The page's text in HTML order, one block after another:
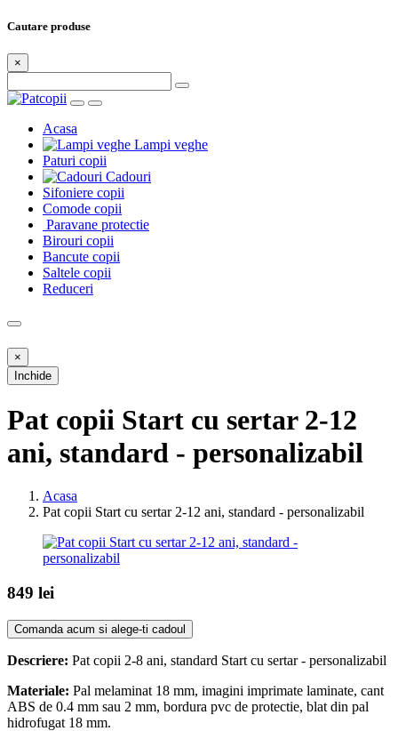
Cautare produse
×
Acasa
Lampi veghe
Paturi copii
Cadouri
Sifoniere copii
Comode copii
Paravane protectie
Birouri copii
Bancute copii
Saltele copii
Reduceri
×
Inchide
Pat copii Start cu sertar 2-12
ani, standard - personalizabil
Acasa
Pat copii Start cu sertar 2-12 ani, standard - personalizabil
849 lei
Comanda acum si alege-ti cadoul
Descriere: Pat copii 2-8 ani, standard Start cu sertar - personalizabil
Materiale: Pal melaminat 18 mm, imagini imprimate laminate, cant
ABS de 0.4 mm sau 2 mm, bordura pvc de protectie, blat din pal
hidrofugat 18 mm.